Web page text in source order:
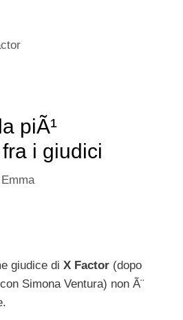
piÃ¹
i giudici
Emma
giudice di X Factor (dopo
Simona Ventura) non Ã¨